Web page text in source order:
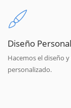
Diseño
Hacemos el diseño
personalizado.